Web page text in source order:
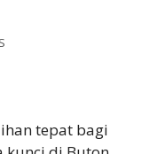
tepat bagi